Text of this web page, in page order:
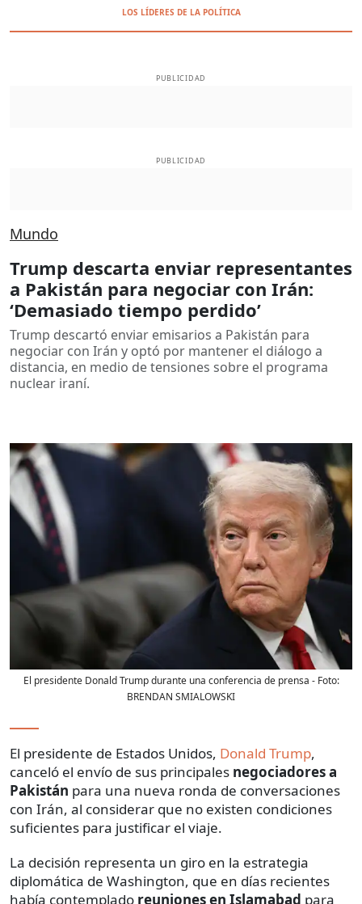
LOS LÍDERES DE LA POLÍTICA
PUBLICIDAD
PUBLICIDAD
Mundo
Trump descarta enviar representantes
a Pakistán para negociar con Irán:
‘Demasiado tiempo perdido’
Trump descartó enviar emisarios a Pakistán para
negociar con Irán y optó por mantener el diálogo a
distancia, en medio de tensiones sobre el programa
nuclear iraní.
El presidente Donald Trump durante una conferencia de prensa - Foto:
BRENDAN SMIALOWSKI
El presidente de Estados Unidos, Donald Trump,
canceló el envío de sus principales negociadores a
Pakistán para una nueva ronda de conversaciones
con Irán, al considerar que no existen condiciones
suficientes para justificar el viaje.
La decisión representa un giro en la estrategia
diplomática de Washington, que en días recientes
había contemplado reuniones en Islamabad para